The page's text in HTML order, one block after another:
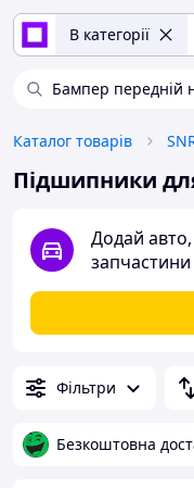
В категорії
Бампер передній
Каталог товарів
Підшипники
Додай
запчастини
Фільтри
Безкоштовна